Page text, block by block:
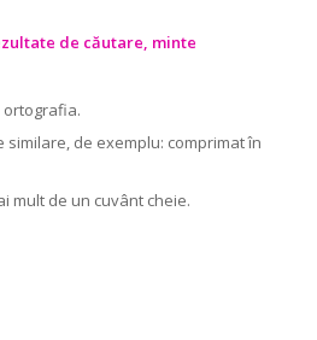
de căutare, minte
similare, de exemplu: comprimat în
mult de un cuvânt cheie.